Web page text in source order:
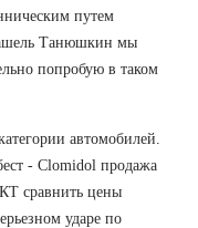
путем
Танюшкин мы
попробую в таком
автомобилей.
- Clomidol продажа
сравнить цены
ударе по